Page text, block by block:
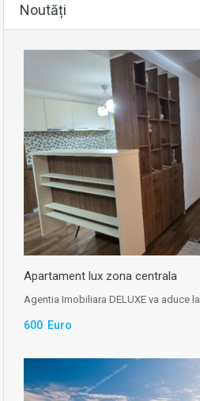
Noutăți
Apartament lux zona centrala
Agentia Imobiliara DELUXE va aduce
600 Euro